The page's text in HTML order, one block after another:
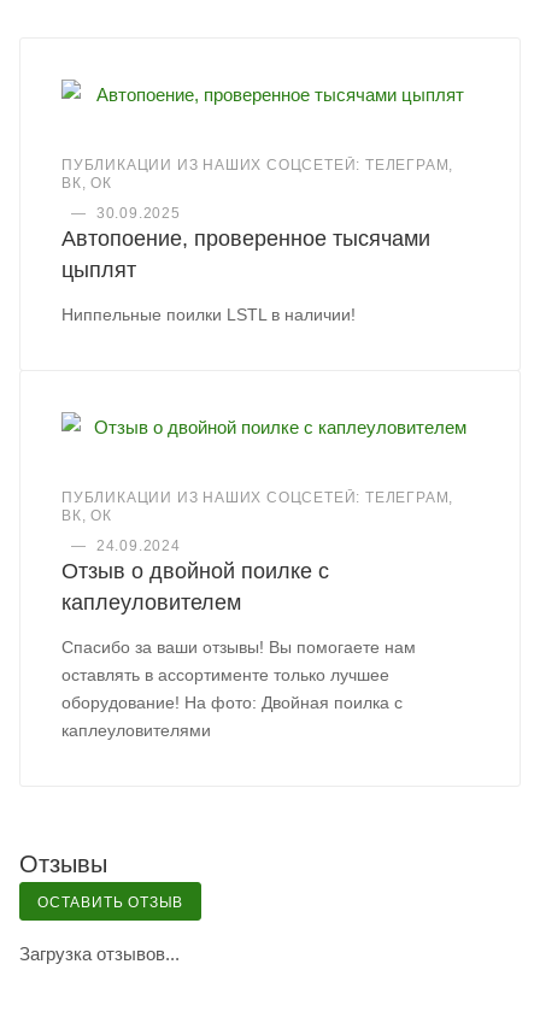
ПУБЛИКАЦИИ ИЗ НАШИХ СОЦСЕТЕЙ: ТЕЛЕГРАМ,
ВК, ОК
—
30.09.2025
Автопоение, проверенное тысячами
цыплят
Ниппельные поилки LSTL в наличии!
ПУБЛИКАЦИИ ИЗ НАШИХ СОЦСЕТЕЙ: ТЕЛЕГРАМ,
ВК, ОК
—
24.09.2024
Отзыв о двойной поилке с
каплеуловителем
Спасибо за ваши отзывы! Вы помогаете нам
оставлять в ассортименте только лучшее
оборудование! На фото: Двойная поилка с
каплеуловителями
Отзывы
ОСТАВИТЬ ОТЗЫВ
Загрузка отзывов...